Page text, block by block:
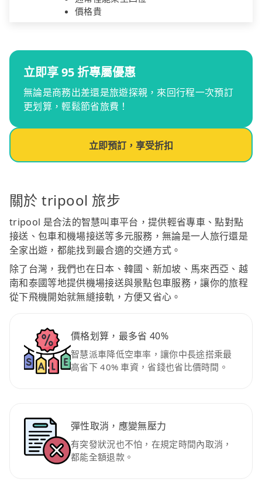
價格貴
立即享 95 折專屬優惠
無論是商務出差還是旅遊探親，來回行程一次預訂
更划算，輕鬆節省旅費！
立即預訂，享受折扣
關於 tripool 旅步
tripool 是合法的智慧叫車平台，提供輕省專車、點對點
接送、包車和機場接送等多元服務，無論是一人旅行還是
全家出遊，都能找到最合適的交通方式。
除了台灣，我們也在日本、韓國、新加坡、馬來西亞、越
南和泰國等地提供機場接送與景點包車服務，讓你的旅程
從下飛機開始就無縫接軌，方便又省心。
價格划算，最多省 40%
智慧派車降低空車率，讓你中長途搭乘最
高省下 40% 車資，省錢也省比價時間。
彈性取消，應變無壓力
有突發狀況也不怕，在規定時間內取消，
都能全額退款。